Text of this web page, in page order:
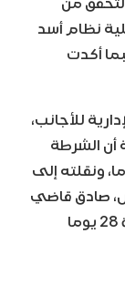
نظام أسد
أكدت
للأجانب،
أن الشرطة
أوقفت شابا يبلغ من العمر 29 عاما، ونقلته إلى
وفي 19 آب/أغسطس، صادق قاضي
الحريات والاعتقال على تمديد احتجازه مدة 28 يوما